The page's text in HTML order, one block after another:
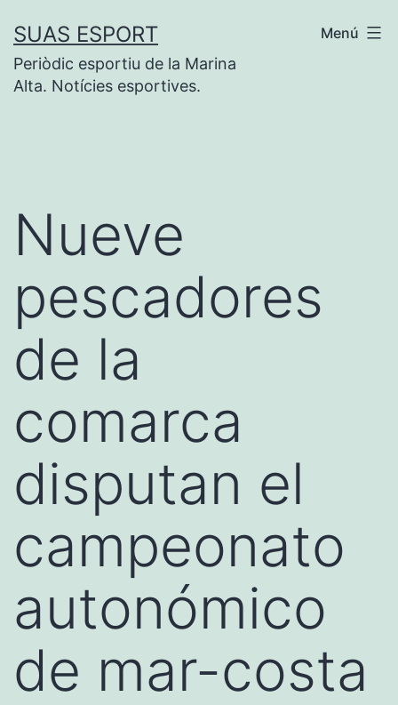
contenido
SUAS ESPORT
Periòdic esportiu de la Marina
Alta. Notícies esportives.
Menú
Nueve
pescadores
de la
comarca
disputan el
campeonato
autonómico
de mar-costa